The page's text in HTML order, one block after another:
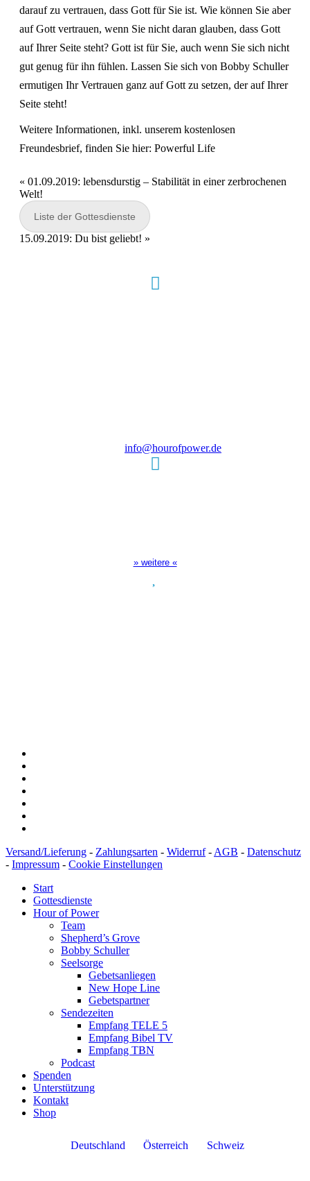
darauf zu vertrauen, dass Gott für Sie ist. Wie können Sie aber
auf Gott vertrauen, wenn Sie nicht daran glauben, dass Gott
auf Ihrer Seite steht? Gott ist für Sie, auch wenn Sie sich nicht
gut genug für ihn fühlen. Lassen Sie sich von Bobby Schuller
ermutigen Ihr Vertrauen ganz auf Gott zu setzen, der auf Ihrer
Seite steht!
Weitere Informationen, inkl. unserem kostenlosen
Freundesbrief, finden Sie hier: Powerful Life
« 01.09.2019: lebensdurstig – Stabilität in einer zerbrochenen
Welt!
Liste der Gottesdienste
15.09.2019: Du bist geliebt! »
info@hourofpower.de
» weitere «
Versand/Lieferung - Zahlungsarten - Widerruf- AGB - Datenschutz
- Impressum - Cookie Einstellungen
Start
Gottesdienste
Hour of Power
Team
Shepherd’s Grove
Bobby Schuller
Seelsorge
Gebetsanliegen
New Hope Line
Gebetspartner
Sendezeiten
Empfang TELE 5
Empfang Bibel TV
Empfang TBN
Podcast
Spenden
Unterstützung
Kontakt
Shop
Deutschland Österreich Schweiz